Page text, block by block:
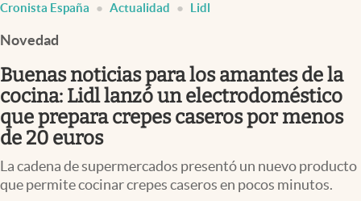
España
Cronista España Actualidad Lidl
Novedad
Buenas noticias para los amantes de la
cocina: Lidl lanzó un electrodoméstico
que prepara crepes caseros por menos
de 20 euros
La cadena de supermercados presentó un nuevo producto
que permite cocinar crepes caseros en pocos minutos.